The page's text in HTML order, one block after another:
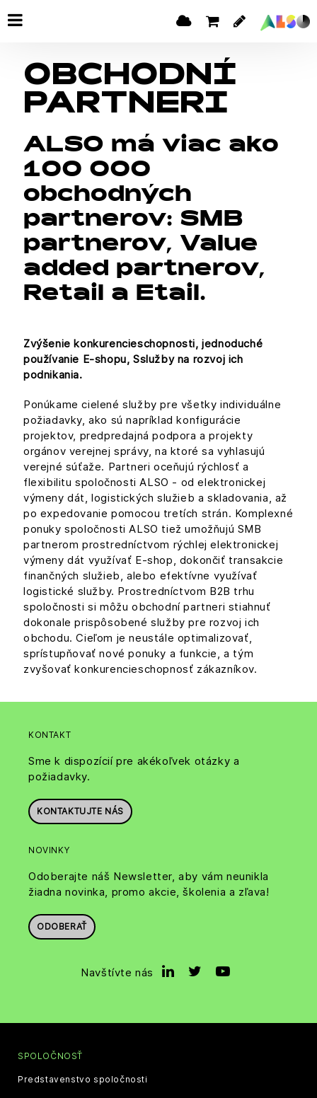
OBCHODNÍ
PARTNERI
ALSO má viac ako
100 000
obchodných
partnerov: SMB
partnerov, Value
added partnerov,
Retail a Etail.
Zvýšenie konkurencieschopnosti, jednoduché
používanie E-shopu, Sslužby na rozvoj ich
podnikania.
Ponúkame cielené služby pre všetky individuálne
požiadavky, ako sú napríklad konfigurácie
projektov, predpredajná podpora a projekty
orgánov verejnej správy, na ktoré sa vyhlasujú
verejné súťaže. Partneri oceňujú rýchlosť a
flexibilitu spoločnosti ALSO - od elektronickej
výmeny dát, logistických služieb a skladovania, až
po expedovanie pomocou tretích strán. Komplexné
ponuky spoločnosti ALSO tiež umožňujú SMB
partnerom prostredníctvom rýchlej elektronickej
výmeny dát využívať E-shop, dokončiť transakcie
finančných služieb, alebo efektívne využívať
logistické služby. Prostredníctvom B2B trhu
spoločnosti si môžu obchodní partneri stiahnuť
dokonale prispôsobené služby pre rozvoj ich
obchodu. Cieľom je neustále optimalizovať,
sprístupňovať nové ponuky a funkcie, a tým
zvyšovať konkurencieschopnosť zákazníkov.
KONTAKT
Sme k dispozícií pre akékoľvek otázky a
požiadavky.
KONTAKTUJTE NÁS
NOVINKY
Odoberajte náš Newsletter, aby vám neunikla
žiadna novinka, promo akcie, školenia a zľava!
ODOBERAŤ
Navštívte nás
SPOLOČNOSŤ
Predstavenstvo spoločnosti